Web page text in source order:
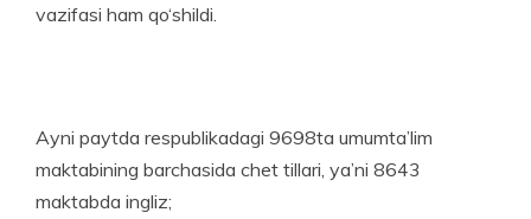
vazifasi ham qo‘shildi.
Ayni paytda respublikadagi 9698ta umumta’lim
maktabining barchasida chet tillari, ya’ni 8643
maktabda ingliz;